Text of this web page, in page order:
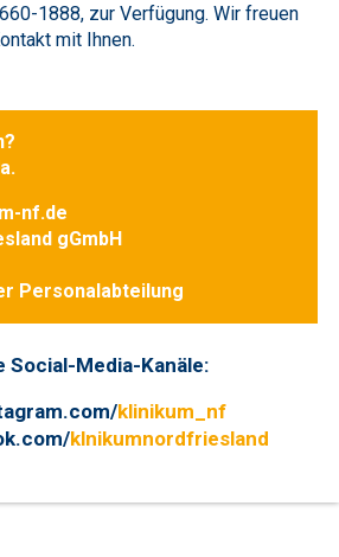
1888, zur Verfügung. Wir freuen
mit Ihnen.
nf.de
gGmbH
Personalabteilung
Social-Media-Kanäle:
klinikum_nf
klnikumnordfriesland